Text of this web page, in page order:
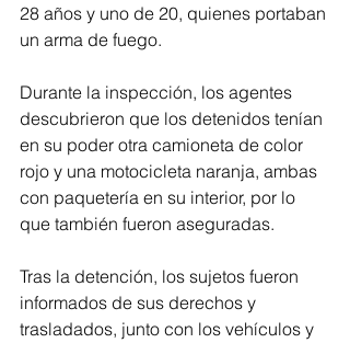
28 años y uno de 20, quienes portaban
un arma de fuego.
Durante la inspección, los agentes
descubrieron que los detenidos tenían
en su poder otra camioneta de color
rojo y una motocicleta naranja, ambas
con paquetería en su interior, por lo
que también fueron aseguradas.
Tras la detención, los sujetos fueron
informados de sus derechos y
trasladados, junto con los vehículos y